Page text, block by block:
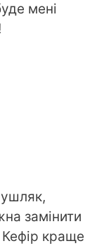
мені
замінити
краще